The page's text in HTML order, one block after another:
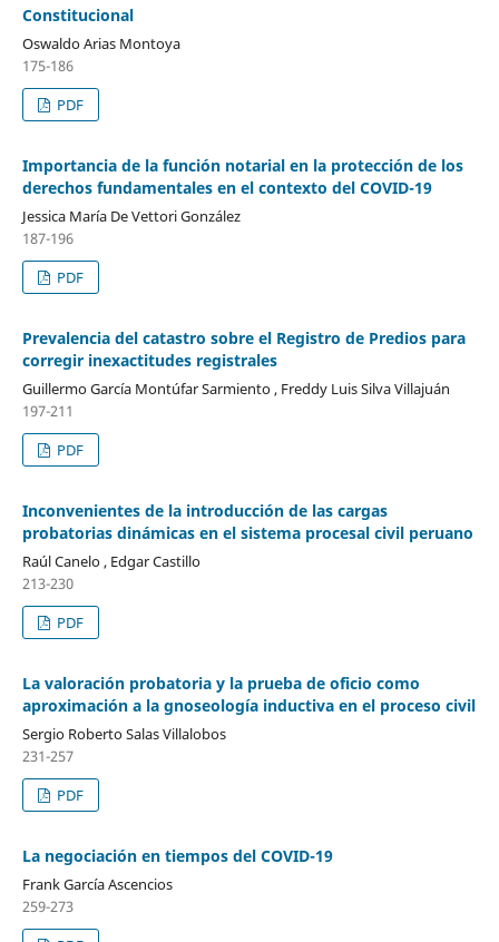
Constitucional
Oswaldo Arias Montoya
175-186
PDF
Importancia de la función notarial en la protección de los
derechos fundamentales en el contexto del COVID-19
Jessica María De Vettori González
187-196
PDF
Prevalencia del catastro sobre el Registro de Predios para
corregir inexactitudes registrales
Guillermo García Montúfar Sarmiento , Freddy Luis Silva Villajuán
197-211
PDF
Inconvenientes de la introducción de las cargas
probatorias dinámicas en el sistema procesal civil peruano
Raúl Canelo , Edgar Castillo
213-230
PDF
La valoración probatoria y la prueba de oficio como
aproximación a la gnoseología inductiva en el proceso civil
Sergio Roberto Salas Villalobos
231-257
PDF
La negociación en tiempos del COVID-19
Frank García Ascencios
259-273